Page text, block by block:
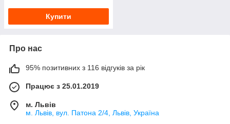
Купити
Про нас
95% позитивних з 116 відгуків за рік
Працює з 25.01.2019
м. Львів
м. Львів, вул. Патона 2/4, Львів, Україна